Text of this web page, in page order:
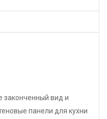
законченный вид и
панели для кухни